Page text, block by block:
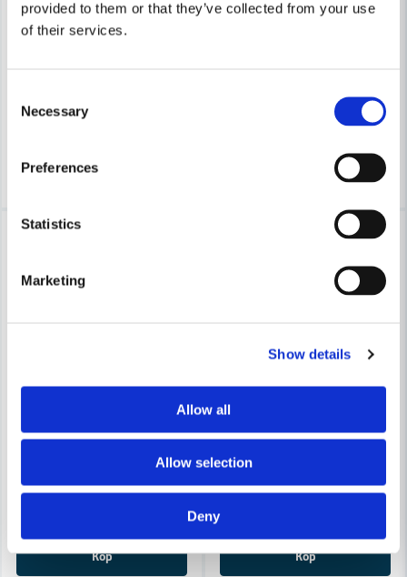
provided to them or that they’ve collected from your use
of their services.
Selection
Necessary
Preferences
Statistics
Marketing
Show details
Allow all
Allow selection
Deny
COBOLT
Cobolt Skivnotfräs L=10 F=12mm
Leveranstid ifrån leverantör ca
Köp
Leveranstid ifrån leverantör ca
Cobolt Skivnotfräs L=10 F=11mm
679 kr
633 kr
Köp
-7%
COBOLT
Cobolt Skivnotfräs L=10,
679 kr
633 kr
Köp